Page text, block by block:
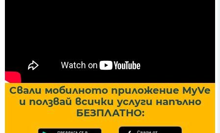
Свали мобилното приложение MyVe
и ползвай всички услуги напълно
БЕЗПЛАТНО: